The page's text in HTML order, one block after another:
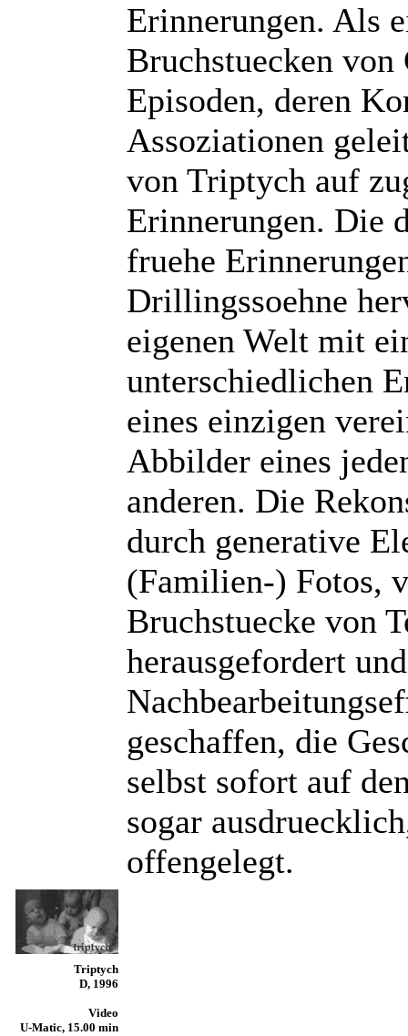
Erinnerungen. Als
Bruchstuecken von
Episoden, deren
Assoziationen
von Triptych auf
Erinnerungen. Die
fruehe
Drillingssoehne
eigenen Welt mit
unterschiedlichen
eines einzigen
Abbilder eines
anderen. Die
durch generative
(Familien-) Fotos,
Bruchstuecke von
herausgefordert
geschaffen, die
selbst sofort auf
sogar
offengelegt.
Triptych
D, 1996
Video
U-Matic, 15.00 min